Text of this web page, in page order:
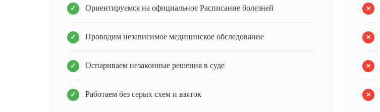
Ориентируемся на официальное Расписание болезней
Проводим независимое медицинское обследование
Оспариваем незаконные решения в суде
Работаем без серых схем и взяток